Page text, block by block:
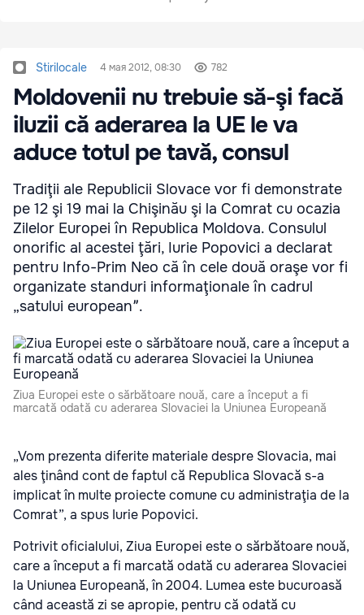
Stirilocale 4 мая 2012, 08:30 782
Moldovenii nu trebuie să-şi facă
iluzii că aderarea la UE le va
aduce totul pe tavă, consul
Tradiţii ale Republicii Slovace vor fi demonstrate
pe 12 şi 19 mai la Chişinău şi la Comrat cu ocazia
Zilelor Europei în Republica Moldova. Consulul
onorific al acestei ţări, Iurie Popovici a declarat
pentru Info-Prim Neo că în cele două oraşe vor fi
organizate standuri informaţionale în cadrul
„satului europeanˮ.
Ziua Europei este o sărbătoare nouă, care a început a fi
marcată odată cu aderarea Slovaciei la Uniunea Europeană
„Vom prezenta diferite materiale despre Slovacia, mai
ales ţinând cont de faptul că Republica Slovacă s-a
implicat în multe proiecte comune cu administraţia de la
Comrat”, a spus Iurie Popovici.
Potrivit oficialului, Ziua Europei este o sărbătoare nouă,
care a început a fi marcată odată cu aderarea Slovaciei
la Uniunea Europeană, în 2004. Lumea este bucuroasă
când această zi se apropie, pentru că odată cu